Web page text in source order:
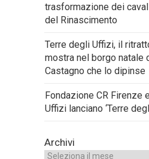
trasformazione dei
del Rinascimento
Terre degli Uffizi, il
mostra nel borgo natale
Castagno che lo dipinse
Fondazione CR Firenze
Uffizi lanciano ‘Terre
Archivi